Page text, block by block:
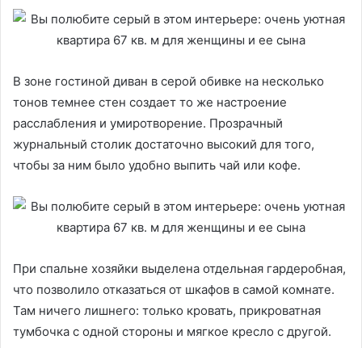
В зоне гостиной диван в серой обивке на несколько
тонов темнее стен создает то же настроение
расслабления и умиротворение. Прозрачный
журнальный столик достаточно высокий для того,
чтобы за ним было удобно выпить чай или кофе.
При спальне хозяйки выделена отдельная гардеробная,
что позволило отказаться от шкафов в самой комнате.
Там ничего лишнего: только кровать, прикроватная
тумбочка с одной стороны и мягкое кресло с другой.